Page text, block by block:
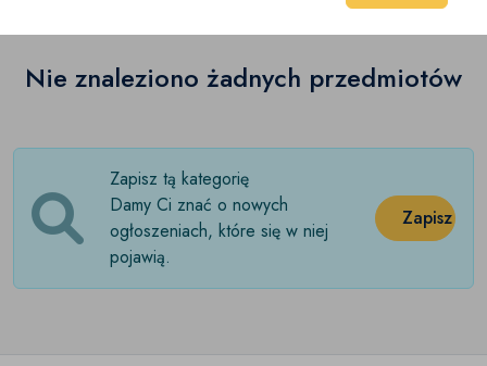
Stare instrumenty(0)
Stare meble(0)
Stare posrebrzane(0)
Stara porcelana(0)
Nie znaleziono żadnych przedmiotów
Zapisz tą kategorię
Damy Ci znać o nowych
ogłoszeniach, które się w niej
pojawią.
Zapisz